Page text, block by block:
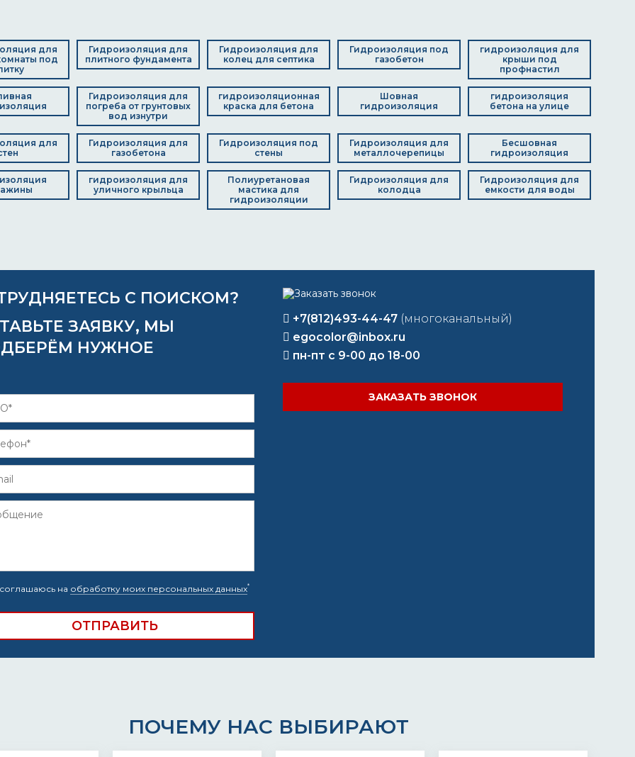
для
под
Гидроизоляция для
плитного фундамента
Гидроизоляция для
колец для септика
Гидроизоляция под
газобетон
гидроизоляция для
крыши под
профнастил
Гидроизоляция для
погреба от грунтовых
вод изнутри
гидроизоляционная
краска для бетона
Шовная
гидроизоляция
гидроизоляция
бетона на улице
для
Гидроизоляция для
газобетона
Гидроизоляция под
стены
Гидроизоляция для
металлочерепицы
Бесшовная
гидроизоляция
гидроизоляция для
уличного крыльца
Полиуретановая
мастика для
гидроизоляции
Гидроизоляция для
колодца
Гидроизоляция для
емкости для воды
С ПОИСКОМ?
ЗАЯВКУ, МЫ
НУЖНОЕ
на обработку моих персональных данных*
+7(812)493-44-47 (многоканальный)
egocolor@inbox.ru
пн-пт с 9-00 до 18-00
ЗАКАЗАТЬ ЗВОНОК
ПОЧЕМУ НАС ВЫБИРАЮТ